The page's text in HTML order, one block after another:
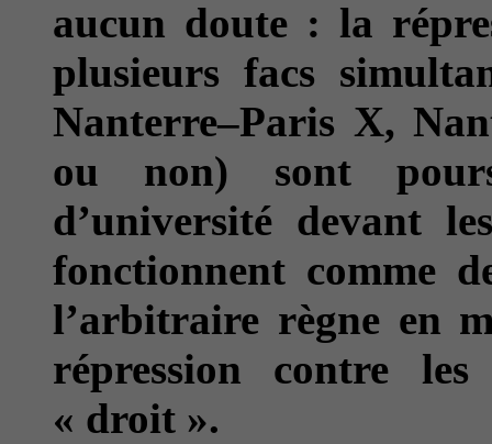
aucun doute : la
plusieurs facs
Nanterre–Paris X,
ou non) sont
d’université devant
fonctionnent comme
l’arbitraire règne en
répression contre
« droit ».